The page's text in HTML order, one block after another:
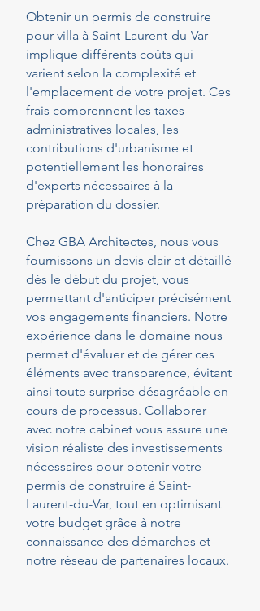
Obtenir un permis de construire
pour villa à Saint-Laurent-du-Var
implique différents coûts qui
varient selon la complexité et
l'emplacement de votre projet. Ces
frais comprennent les taxes
administratives locales, les
contributions d'urbanisme et
potentiellement les honoraires
d'experts nécessaires à la
préparation du dossier.
Chez GBA Architectes, nous vous
fournissons un devis clair et détaillé
dès le début du projet, vous
permettant d'anticiper précisément
vos engagements financiers. Notre
expérience dans le domaine nous
permet d'évaluer et de gérer ces
éléments avec transparence, évitant
ainsi toute surprise désagréable en
cours de processus. Collaborer
avec notre cabinet vous assure une
vision réaliste des investissements
nécessaires pour obtenir votre
permis de construire à Saint-
Laurent-du-Var, tout en optimisant
votre budget grâce à notre
connaissance des démarches et
notre réseau de partenaires locaux.